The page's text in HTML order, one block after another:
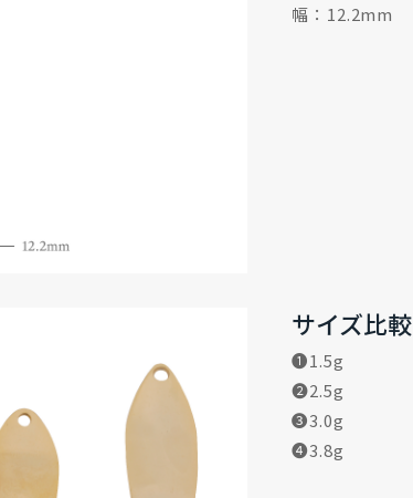
幅：12.2mm
サイズ比較
❶1.5g
❷2.5g
❸3.0g
❹3.8g